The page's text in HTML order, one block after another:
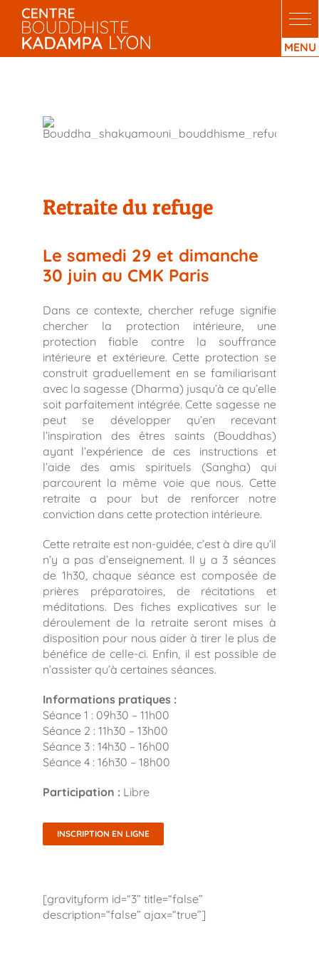
Passer
contenu
Retraite du refuge
Le samedi 29 et dimanche
30 juin au CMK Paris
Dans ce contexte, chercher refuge signifie
chercher la protection intérieure, une
protection fiable contre la souffrance
intérieure et extérieure. Cette protection se
construit graduellement en se familiarisant
avec la sagesse (Dharma) jusqu’à ce qu’elle
soit parfaitement intégrée. Cette sagesse ne
peut se développer qu’en recevant
l’inspiration des êtres saints (Bouddhas)
ayant l’expérience de ces instructions et
l’aide des amis spirituels (Sangha) qui
parcourent la même voie que nous. Cette
retraite a pour but de renforcer notre
conviction dans cette protection intérieure.
Cette retraite est non-guidée, c’est à dire qu’il
n’y a pas d’enseignement. Il y a 3 séances
de 1h30, chaque séance est composée de
prières préparatoires, de récitations et
méditations. Des fiches explicatives sur le
déroulement de la retraite seront mises à
disposition pour nous aider à tirer le plus de
bénéfice de celle-ci. Enfin, il est possible de
n’assister qu’à certaines séances.
Informations pratiques :
Séance 1 : 09h30 – 11h00
Séance 2 : 11h30 – 13h00
Séance 3 : 14h30 – 16h00
Séance 4 : 16h30 – 18h00
Participation : Libre
INSCRIPTION EN LIGNE
[gravityform id=“3” title=“false”
description=“false” ajax=“true”]